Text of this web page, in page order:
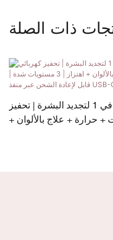
ذات الصلة
جهاز تدليك ليسون 4 في 1 لتجديد البشرة | تحفيز
+ حرارة + علاج بالألوان +